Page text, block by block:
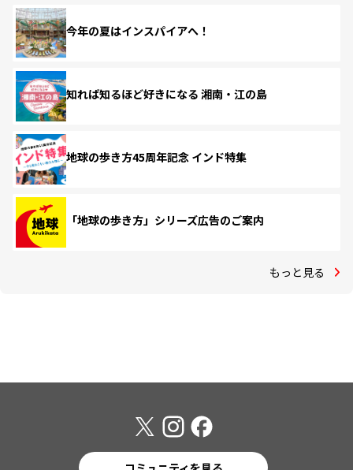
今年の夏はインスパイアへ！
知れば知るほど好きになる 湘南・江の島
地球の歩き方45周年記念 インド特集
「地球の歩き方」シリーズ広告のご案内
もっと見る